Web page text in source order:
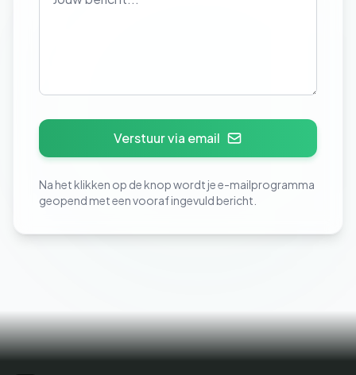
Verstuur via email
Na het klikken op de knop wordt je e-mailprogramma
geopend met een vooraf ingevuld bericht.